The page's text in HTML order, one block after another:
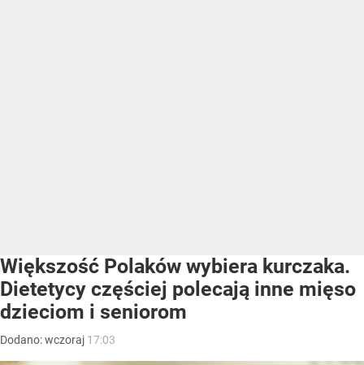
Większość Polaków wybiera kurczaka.
Dietetycy częściej polecają inne mięso
dzieciom i seniorom
Dodano:wczoraj 17:03